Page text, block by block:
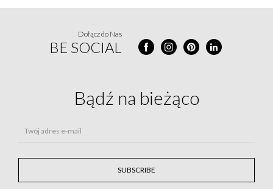
Dołącz do Nas
BE SOCIAL
Bądź na bieżąco
Twój adres e-mail
SUBSCRIBE